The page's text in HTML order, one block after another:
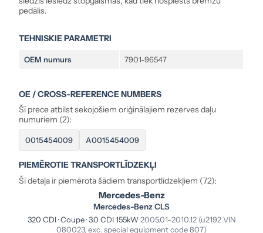
pedālis.
TEHNISKIE PARAMETRI
OEM numurs 7901-96547
OE / CROSS-REFERENCE NUMBERS
Šī prece atbilst sekojošiem oriģinālajiem rezerves daļu
numuriem (2):
0015454009 A0015454009
PIEMĒROTIE TRANSPORTLĪDZEKĻI
Šī detaļa ir piemērota šādiem transportlīdzekļiem (72):
Mercedes-Benz
Mercedes-Benz CLS
320 CDI · Coupe · 3.0 CDI 155kW 2005.01–2010.12 (u2192 VIN
080023, exc. special equipment code 807)